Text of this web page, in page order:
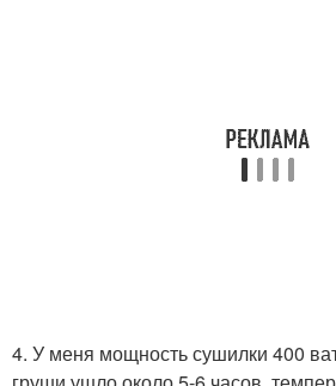
4. У меня мощность сушилки 400